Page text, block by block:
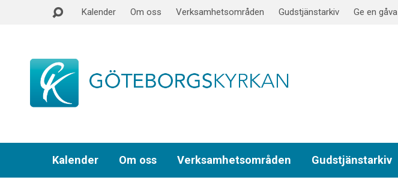
Kalender Om oss Verksamhetsområden Gudstjänstarkiv Ge en gåva
Kalender Om oss Verksamhetsområden Gudstjänstarkiv